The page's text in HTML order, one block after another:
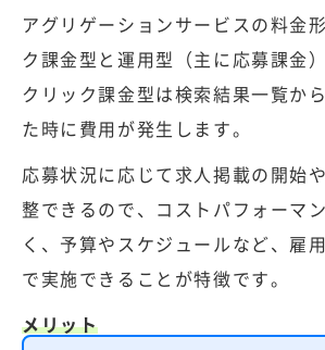
アグリゲーションサービスの料金
ク課金型と運用型（主に応募課金
クリック課金型は検索結果一覧か
た時に費用が発生します。
応募状況に応じて求人掲載の開始
整できるので、コストパフォーマ
く、予算やスケジュールなど、雇
で実施できることが特徴です。
メリット